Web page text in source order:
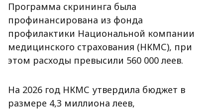
Программа скрининга была
профинансирована из фонда
профилактики Национальной компании
медицинского страхования (НКМС), при
этом расходы превысили 560 000 леев.
На 2026 год НКМС утвердила бюджет в
размере 4,3 миллиона леев,